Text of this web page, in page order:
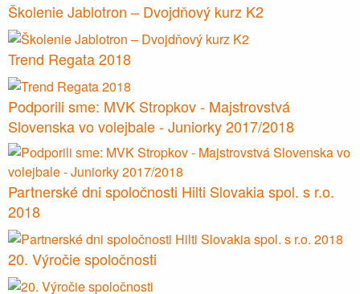
Školenie Jablotron – Dvojdňový kurz K2
Trend Regata 2018
Podporili sme: MVK Stropkov - Majstrovstvá
Slovenska vo volejbale - Juniorky 2017/2018
Partnerské dni spoločnosti Hilti Slovakia spol. s r.o.
2018
20. Výročie spoločnosti